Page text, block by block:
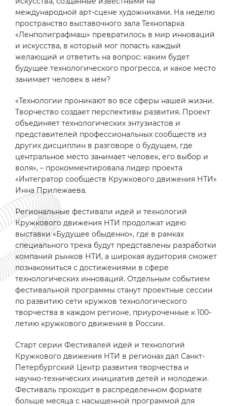
международной арт-сцене художниками. На неделю
пространство выставочного зала Технопарка
«Ленполиграфмаш» превратилось в мир инноваций
и искусства, в который мог попасть каждый
желающий и ответить на вопрос: каким будет
будущее технологического прогресса, и какое место
занимает человек в нем?
«Технологии проникают во все сферы нашей жизни.
Творчество создает перспективы развития. Проект
объединяет технологических энтузиастов и
представителей профессиональных сообществ из
других дисциплин в разговоре о будущем, где
центральное место занимает человек, его выбор и
воля», – прокомментировала лидер проекта
«Интегратор сообществ Кружкового движения НТИ»
Инна Прилежаева.
Региональные фестивали идей и технологий
Кружкового движения НТИ продолжат идею
выставки «Будущее обыденно», где в рамках
специального трека будут представлены разработки
компаний рынков НТИ, а широкая аудитория сможет
познакомиться с достижениями в сфере
технологических инноваций. Отдельным событием
фестивальной программы станут проектные сессии
по развитию сети кружков технологического
творчества в каждом регионе, приуроченные к 100-
летию кружкового движения в России.
Старт серии Фестивалей идей и технологий
Кружкового движения НТИ в регионах дал Санкт-
Петербургский Центр развития творчества и
научно-технических инициатив детей и молодежи.
Фестиваль проходит в распределенном формате
больше месяца с насыщенной программой для